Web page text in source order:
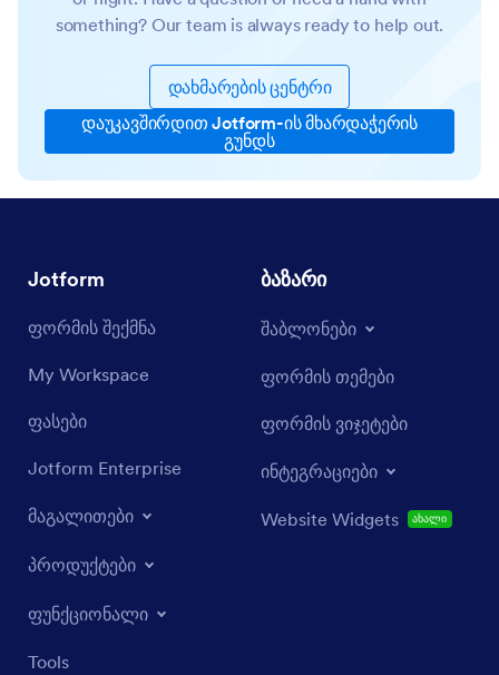
something? Our team is always ready to help out.
დახმარების ცენტრი
დაუკავშირდით Jotform-ის მხარდაჭერის
გუნდს
Jotform
ფორმის შექმნა
My Workspace
ფასები
Jotform Enterprise
მაგალითები
პროდუქტები
ფუნქციონალი
Tools
ბაზარი
შაბლონები
ფორმის თემები
ფორმის ვიჯეტები
ინტეგრაციები
Website Widgets ახალი